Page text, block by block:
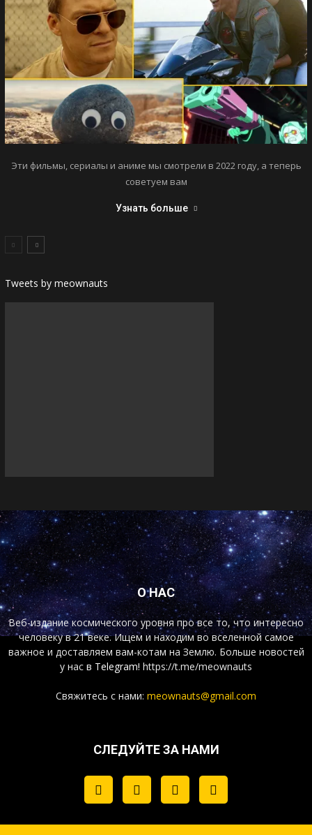
Эти фильмы, сериалы и аниме мы смотрели в 2022 году, а теперь
советуем вам
Узнать больше
Tweets by meownauts
О НАС
Веб-издание космического уровня про все то, что интересно
человеку в 21 веке. Ищем и находим во вселенной самое
важное и доставляем вам-котам на Землю. Больше новостей
у нас в Telegram! https://t.me/meownauts
Свяжитесь с нами: meownauts@gmail.com
СЛЕДУЙТЕ ЗА НАМИ